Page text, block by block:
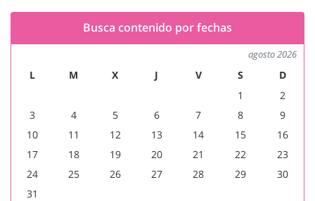
Busca contenido por fechas
agosto 2026
L M X J V S
D
1
2
3
4 5 6 7 8
9
10
11 12 13 14 15
16
17
18 19 20 21 22
23
24
25 26 27 28 29
30
31